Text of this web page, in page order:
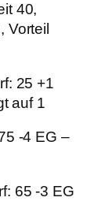
40,
Vorteil
25 +1
auf 1
-4 EG –
65 -3 EG